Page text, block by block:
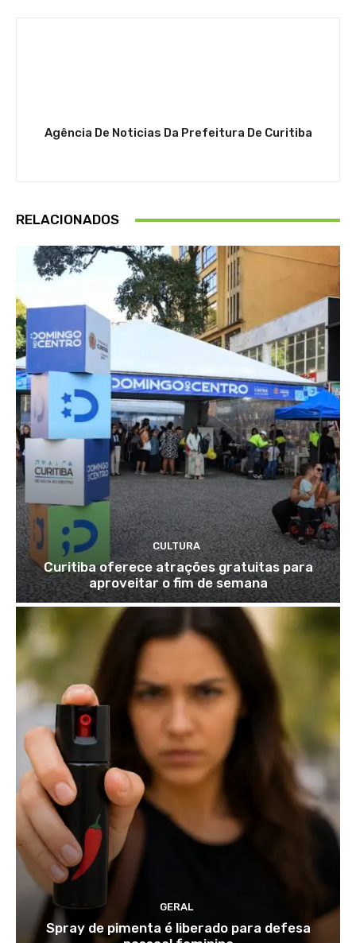
Agência De Noticias Da Prefeitura De Curitiba
RELACIONADOS
CULTURA
Curitiba oferece atrações gratuitas para
aproveitar o fim de semana
GERAL
Spray de pimenta é liberado para defesa